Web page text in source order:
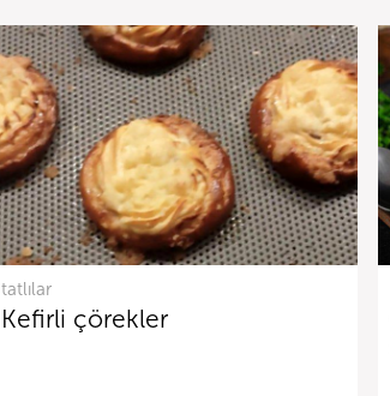
tatlılar
Kefirli çörekler